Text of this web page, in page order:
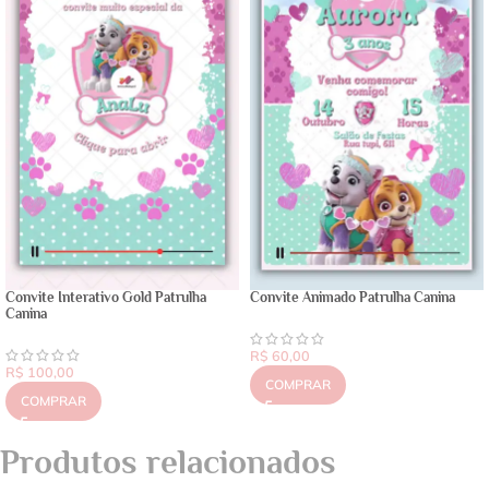
Convite Interativo Gold Patrulha
Canina
R$ 100,00
COMPRAR
Convite Animado Patrulha Canina
R$ 60,00
COMPRAR
Produtos relacionados